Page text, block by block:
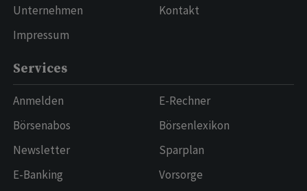
Unternehmen
Impressum
Kontakt
Services
Anmelden
Börsenabos
Newsletter
E-Banking
E-Rechner
Börsenlexikon
Sparplan
Vorsorge